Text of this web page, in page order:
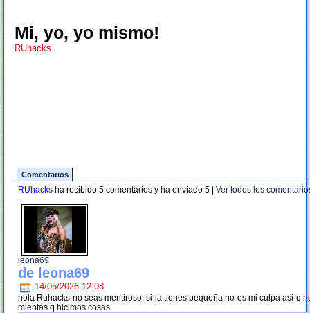
Mi, yo, yo mismo!
RUhacks
Comentarios
RUhacks ha recibido 5 comentarios y ha enviado 5 Ver todos los
leona69
de leona69
14/05/2026 12:08
hola Ruhacks no seas mentiroso, si la tienes pequeña no es mi culpa asi q
mientas q hicimos cosas